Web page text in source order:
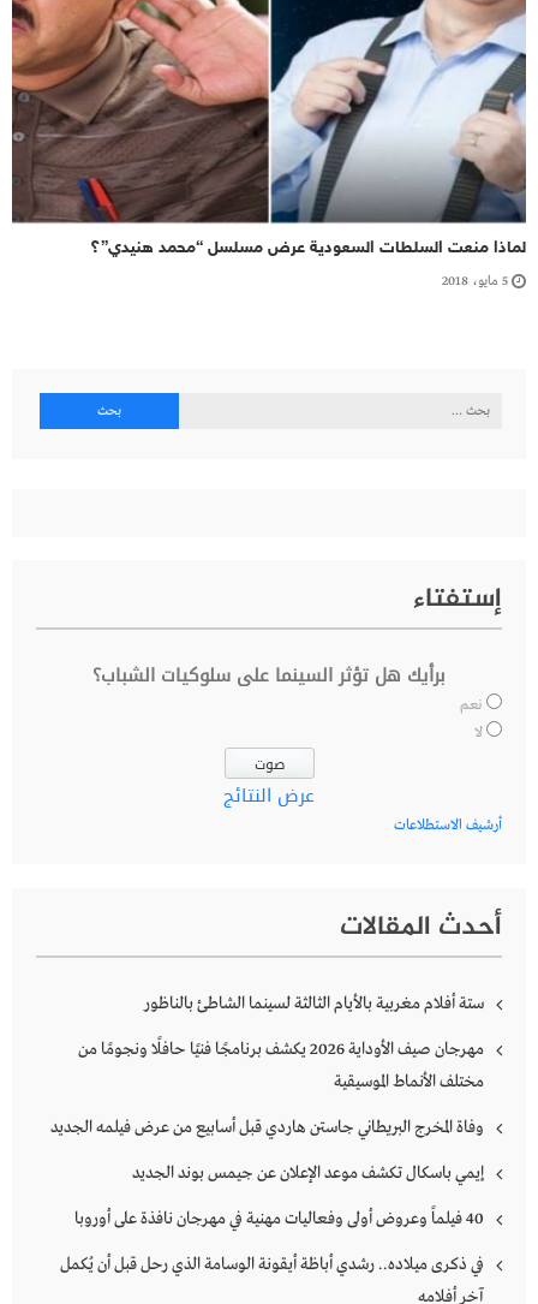
لماذا منعت السلطات السعودية عرض مسلسل “محمد هنيدي”؟
5 مايو، 2018
البحث
إستفتاء
برأيك هل تؤثر السينما على سلوكيات الشباب؟
نعم
لا
عرض النتائج
أرشيف الاستطلاعات
أحدث المقالات
ستة أفلام مغربية بالأيام الثالثة لسينما الشاطئ بالناظور
مهرجان صيف الأوداية 2026 يكشف برنامجًا فنيًا حافلًا ونجومًا من
مختلف الأنماط الموسيقية
وفاة المخرج البريطاني جاستن هاردي قبل أسابيع من عرض فيلمه الجديد
إيمي باسكال تكشف موعد الإعلان عن جيمس بوند الجديد
40 فيلماً وعروض أولى وفعاليات مهنية في مهرجان نافذة على أوروبا
في ذكرى ميلاده.. رشدي أباظة أيقونة الوسامة الذي رحل قبل أن يُكمل
آخر أفلامه